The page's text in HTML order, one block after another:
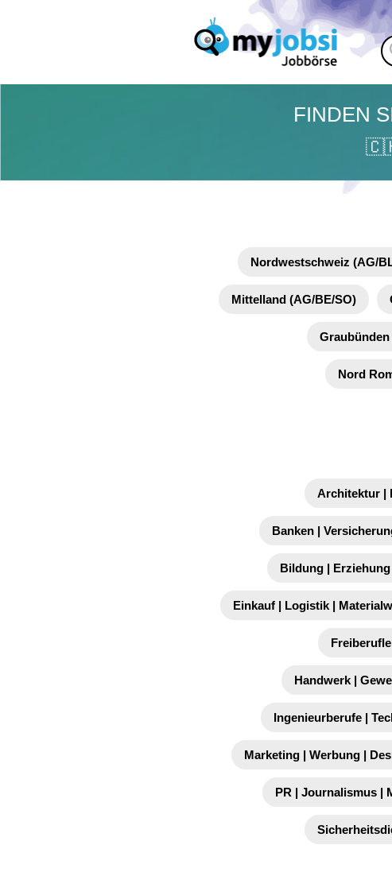
FINDEN
Nordwestschweiz (AG/
Mittelland (AG/BE/SO)
Graubünden
Nord
Architektur |
Banken |
Bildung |
Einkauf | Logistik |
Handwerk |
Ingenieurberufe |
Marketing | Werbung |
PR | Journalismus |